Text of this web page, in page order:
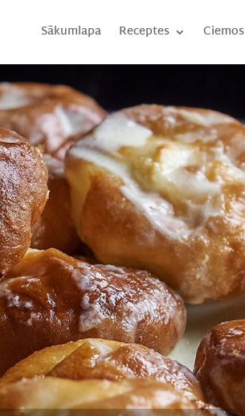
Sākumlapa Receptes Ciemos